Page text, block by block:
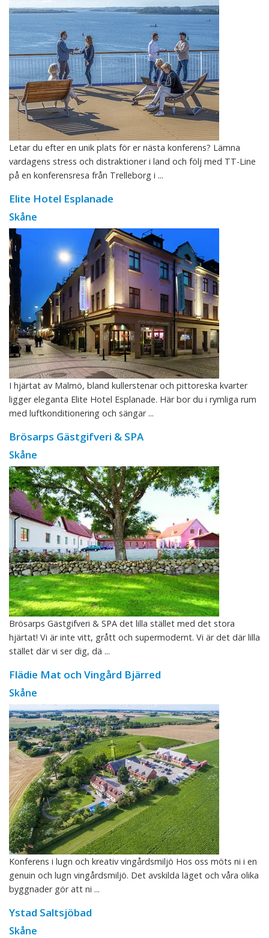
Letar du efter en unik plats för er nästa konferens? Lämna
vardagens stress och distraktioner i land och följ med TT-Line
på en konferensresa från Trelleborg i ...
Elite Hotel Esplanade
Skåne
I hjärtat av Malmö, bland kullerstenar och pittoreska kvarter
ligger eleganta Elite Hotel Esplanade. Här bor du i rymliga rum
med luftkonditionering och sängar ...
Brösarps Gästgifveri & SPA
Skåne
Brösarps Gästgifveri & SPA det lilla stället med det stora
hjärtat! Vi är inte vitt, grått och supermodernt. Vi är det där lilla
stället där vi ser dig, dä ...
Flädie Mat och Vingård Bjärred
Skåne
Konferens i lugn och kreativ vingårdsmiljö Hos oss möts ni i en
genuin och lugn vingårdsmiljö. Det avskilda läget och våra olika
byggnader gör att ni ...
Ystad Saltsjöbad
Skåne